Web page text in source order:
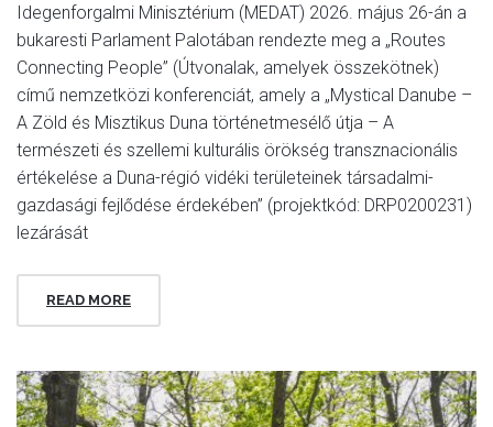
Idegenforgalmi Minisztérium (MEDAT) 2026. május 26-án a
bukaresti Parlament Palotában rendezte meg a „Routes
Connecting People” (Útvonalak, amelyek összekötnek)
című nemzetközi konferenciát, amely a „Mystical Danube –
A Zöld és Misztikus Duna történetmesélő útja – A
természeti és szellemi kulturális örökség transznacionális
értékelése a Duna-régió vidéki területeinek társadalmi-
gazdasági fejlődése érdekében” (projektkód: DRP0200231)
lezárását
READ MORE